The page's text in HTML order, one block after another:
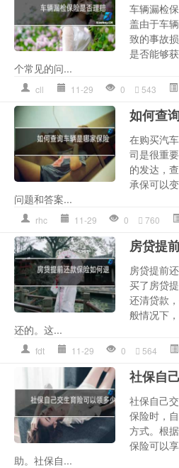
车辆漏检
盖由于车
致的事故
是否能够
个常见的问...
cll 11-29 0 543
如何查
在购买汽
司是很重
的发达，
承保可以
问题和答案...
rhc 11-29 0 760
房贷提
房贷提前
买了房贷
还清贷款
般情况下
还的。这...
fdt 11-29 0 564
社保自
社保自己
保险时，
方式。根
保险可以
助。社保自...